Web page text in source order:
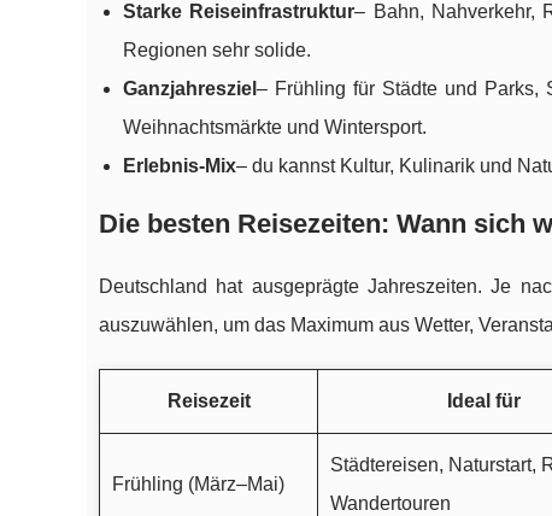
Starke Reiseinfrastruktur– Bahn, Nahverkehr,
Regionen sehr solide.
Ganzjahresziel – Frühling für Städte und Parks,
Weihnachtsmärkte und Wintersport.
Erlebnis-Mix– du kannst Kultur, Kulinarik und
Die besten Reisezeiten: Wann sich
Deutschland hat ausgeprägte Jahreszeiten. Je
auszuwählen, um das Maximum aus Wetter,
Reisezeit Ideal für
Frühling (März–Mai)
Städtereisen, Naturstart,
Wandertouren